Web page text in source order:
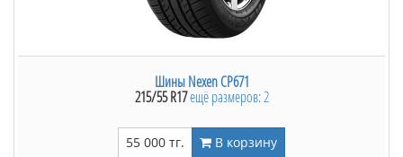
Шины Nexen CP671
215/55 R17ещё размеров: 2
55 000 тг. В корзину